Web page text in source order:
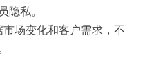
隐私。
场变化和客户需求，不